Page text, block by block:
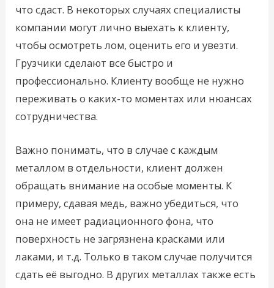
что сдаст. В некоторых случаях специалисты
компании могут лично выехать к клиенту,
чтобы осмотреть лом, оценить его и увезти.
Грузчики сделают все быстро и
профессионально. Клиенту вообще не нужно
переживать о каких-то моментах или нюансах
сотрудничества.
Важно понимать, что в случае с каждым
металлом в отдельности, клиент должен
обращать внимание на особые моменты. К
примеру, сдавая медь, важно убедиться, что
она не имеет радиационного фона, что
поверхность не загрязнена красками или
лаками, и т.д. Только в таком случае получится
сдать её выгодно. В других металлах также есть